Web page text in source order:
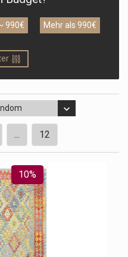
990€ Mehr als 990€
... 12
10%